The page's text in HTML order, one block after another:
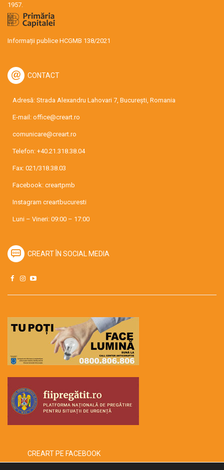
1957.
Informații publice HCGMB 138/2021
CONTACT
Adresă: Strada Alexandru Lahovari 7, București, Romania
E-mail: office@creart.ro
comunicare@creart.ro
Telefon: +40.21.318.38.04
Fax: 021/318.38.03
Facebook: creartpmb
Instagram creartbucuresti
Luni – Vineri: 09:00 – 17:00
CREART ÎN SOCIAL MEDIA
CREART PE FACEBOOK